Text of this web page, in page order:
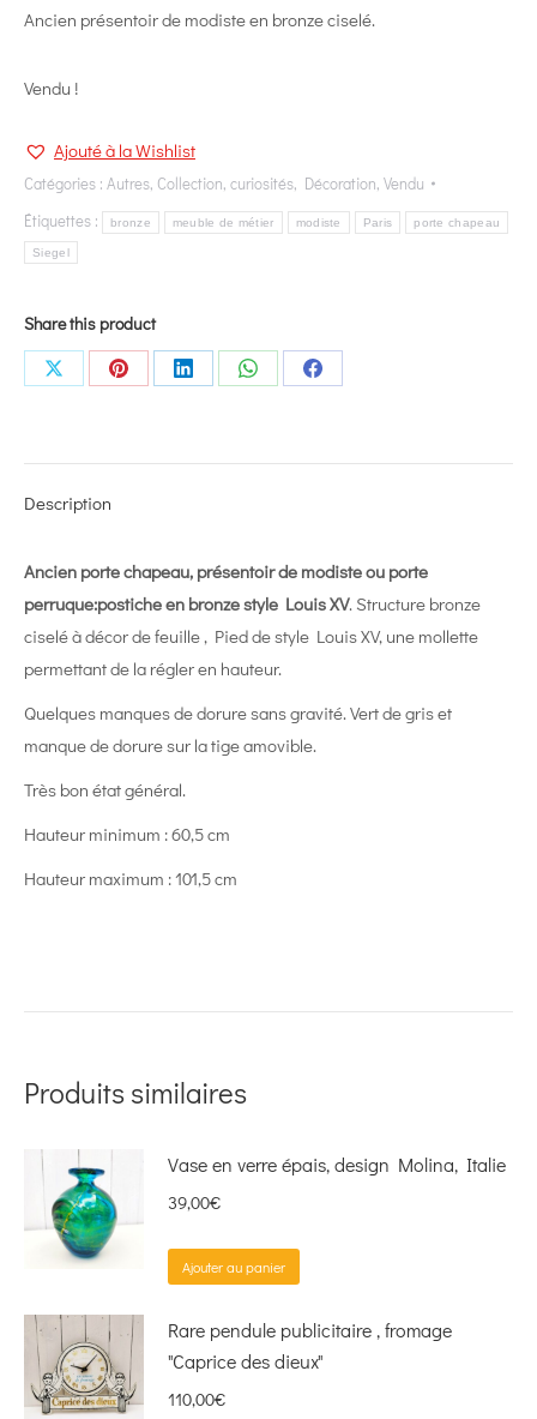
Ancien présentoir de modiste en bronze ciselé.
Vendu !
Ajouté à la Wishlist
Catégories : Autres, Collection, curiosités, Décoration, Vendu
Étiquettes :
bronze meuble de métier modiste Paris porte chapeau
Siegel
Share this product
Share
Share
Share
Share
Share
Description
Ancien porte chapeau, présentoir de modiste ou porte
perruque:postiche en bronze style Louis XV. Structure bronze
ciselé à décor de feuille , Pied de style Louis XV, une mollette
permettant de la régler en hauteur.
Quelques manques de dorure sans gravité. Vert de gris et
manque de dorure sur la tige amovible.
Très bon état général.
Hauteur minimum : 60,5 cm
Hauteur maximum : 101,5 cm
Produits similaires
Vase en verre épais, design Molina, Italie
39,00€
Ajouter au panier
Rare pendule publicitaire , fromage
"Caprice des dieux"
110,00€